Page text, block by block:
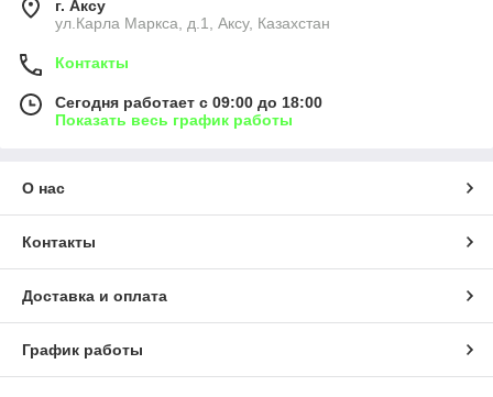
г. Аксу
ул.Карла Маркса, д.1, Аксу, Казахстан
Контакты
Сегодня работает с 09:00 до 18:00
Показать весь график работы
О нас
Контакты
Доставка и оплата
График работы